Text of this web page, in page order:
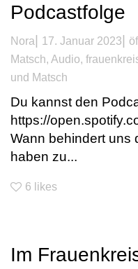
Podcastfolge
Nora 17. Januar 2023
Matsch, Audio,
und Matsch
Du kannst den
https://
Wann behindert uns
haben zu...
6 likes
Im